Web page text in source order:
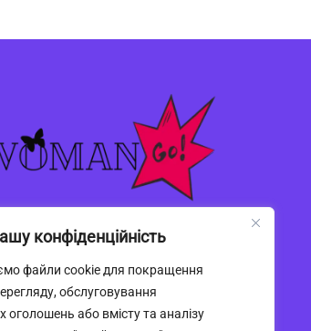
конфіденційність
файли cookie для покращення
обслуговування
оголошень або вмісту та аналізу